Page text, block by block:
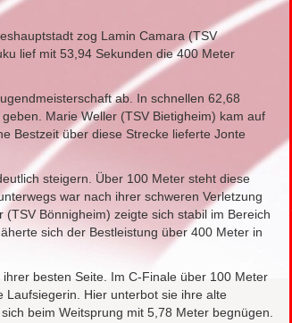
zog Lamin Camara (TSV
lief mit 53,94 Sekunden die 400 Meter
ab. In schnellen 62,68
Marie Weller (TSV Bietigheim) kam auf
Bestzeit über diese Strecke lieferte Jonte
steigern. Über 100 Meter steht diese
war nach ihrer schweren Verletzung
Bönnigheim) zeigte sich stabil im Bereich
sich der Bestleistung über 400 Meter in
besten Seite. Im C-Finale über 100 Meter
Laufsiegerin. Hier unterbot sie ihre alte
beim Weitsprung mit 5,78 Meter begnügen.